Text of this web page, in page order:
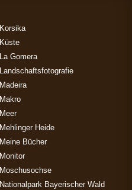
Korsika
Küste
La Gomera
Landschaftsfotografie
Madeira
Makro
Meer
Mehlinger Heide
Meine Bücher
Monitor
Moschusochse
Nationalpark Bayerischer Wald